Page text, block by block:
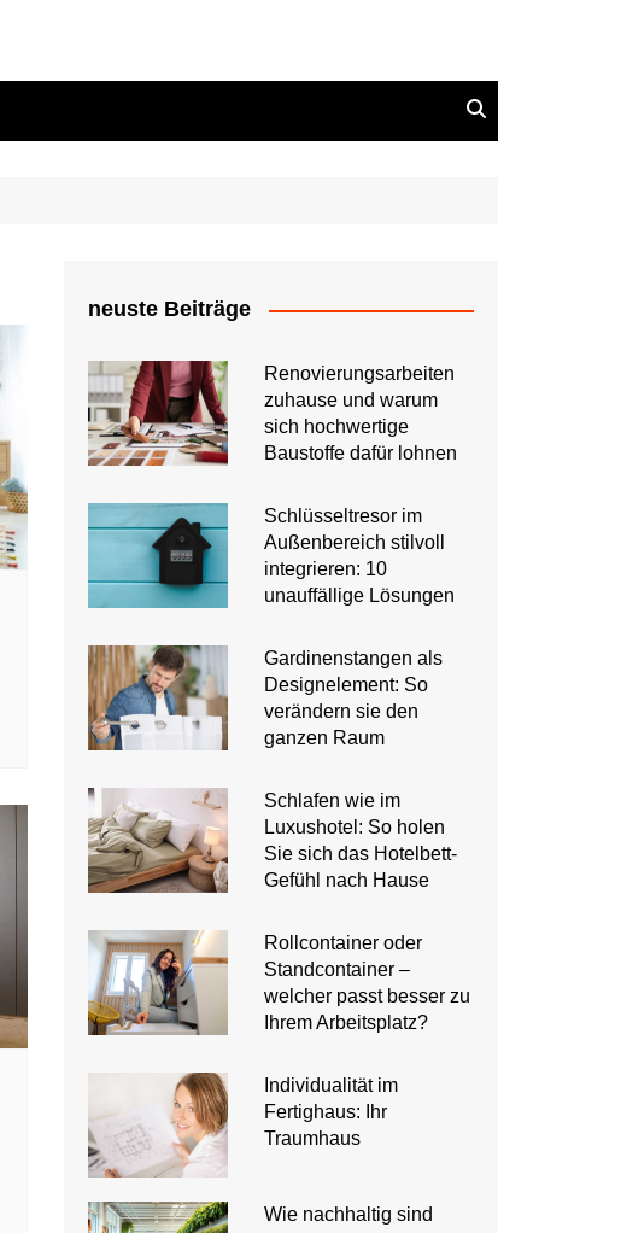
neuste Beiträge
Renovierungsarbeiten
zuhause und warum
sich hochwertige
Baustoffe dafür lohnen
Schlüsseltresor im
Außenbereich stilvoll
integrieren: 10
unauffällige Lösungen
Gardinenstangen als
Designelement: So
verändern sie den
ganzen Raum
Schlafen wie im
Luxushotel: So holen
Sie sich das Hotelbett-
Gefühl nach Hause
Rollcontainer oder
Standcontainer –
welcher passt besser zu
Ihrem Arbeitsplatz?
Individualität im
Fertighaus: Ihr
Traumhaus
Wie nachhaltig sind